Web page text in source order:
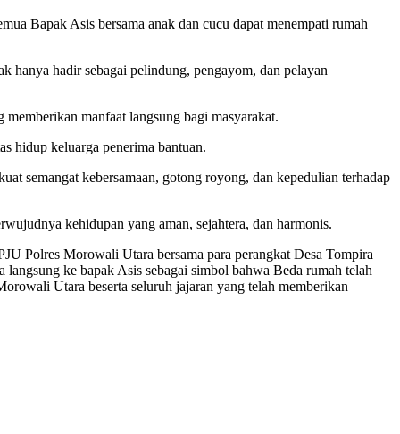
Bapak Asis bersama anak dan cucu dapat menempati rumah
hanya hadir sebagai pelindung, pengayom, dan pelayan
manfaat langsung bagi masyarakat.
hidup keluarga penerima bantuan.
semangat kebersamaan, gotong royong, dan kepedulian terhadap
kehidupan yang aman, sejahtera, dan harmonis.
Polres Morowali Utara bersama para perangkat Desa Tompira
ke bapak Asis sebagai simbol bahwa Beda rumah telah
Utara beserta seluruh jajaran yang telah memberikan